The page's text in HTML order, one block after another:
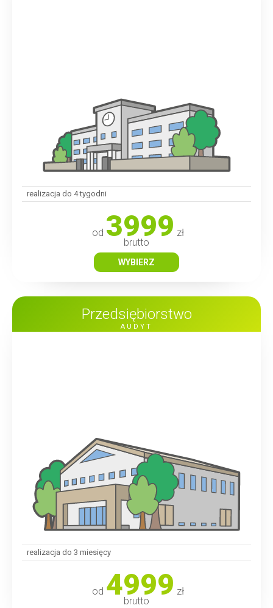
realizacja do 4 tygodni
od 3999 zł
brutto
WYBIERZ
AUDYT
Przedsiębiorstwo
realizacja do 3 miesięcy
od 4999 zł
brutto